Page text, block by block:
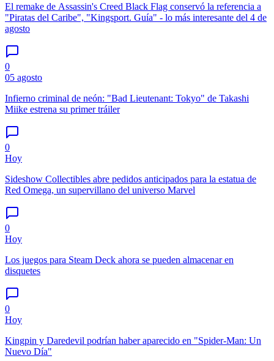
El remake de Assassin's Creed Black Flag conservó la referencia a
"Piratas del Caribe", "Kingsport. Guía" - lo más interesante del 4 de
agosto
0
05 agosto
Infierno criminal de neón: "Bad Lieutenant: Tokyo" de Takashi
Miike estrena su primer tráiler
0
Hoy
Sideshow Collectibles abre pedidos anticipados para la estatua de
Red Omega, un supervillano del universo Marvel
0
Hoy
Los juegos para Steam Deck ahora se pueden almacenar en
disquetes
0
Hoy
Kingpin y Daredevil podrían haber aparecido en "Spider-Man: Un
Nuevo Día"